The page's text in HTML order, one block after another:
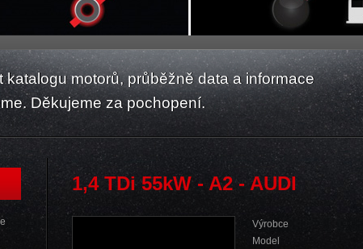
motorů, průběžně data a informace
Děkujeme za pochopení.
1,4 TDi 55kW - A2 - AUDI
Výrobce
Model